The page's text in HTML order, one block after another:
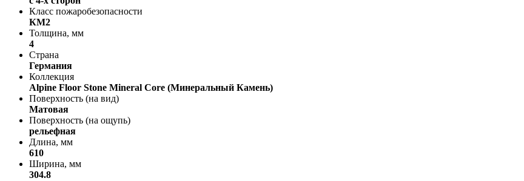
Класс пожаробезопасности
КМ2
Толщина, мм
4
Страна
Германия
Коллекция
Alpine Floor Stone Mineral Core (Минеральный Камень)
Поверхность (на вид)
Матовая
Поверхность (на ощупь)
рельефная
Длина, мм
610
Ширина, мм
304.8